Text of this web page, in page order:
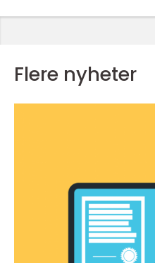
Flere nyheter